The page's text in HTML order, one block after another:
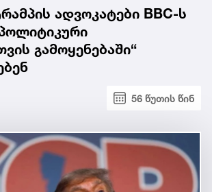
ადვოკატები BBC-ს
გამოყენებაში“
56 წუთის წინ